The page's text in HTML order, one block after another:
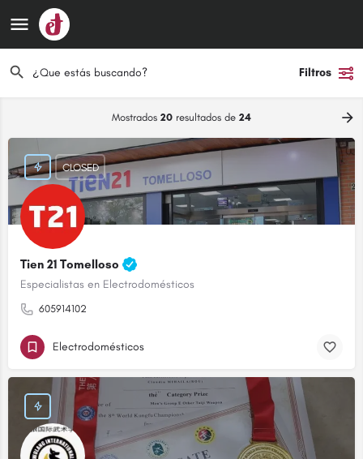
Filtros
Mostrados 20 resultados de 24
Tien 21 Tomelloso
Especialistas en Electrodomésticos
605914102
CLOSED
Electrodomésticos